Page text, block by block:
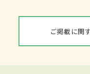
ご掲載に関